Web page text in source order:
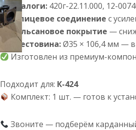
Аналоги: 420г-22.11.000, 12-
Шлицевое соединение с
Рильсановое покрытие —
Крестовина:Ø35 × 106,4 мм —
Изготовлен из премиум-
Подходит для: К-424
Комплект: 1 шт. — готов к
Звоните — подберём